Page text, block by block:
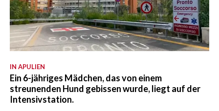
IN APULIEN
Ein 6-jähriges Mädchen, das von einem
streunenden Hund gebissen wurde, liegt auf der
Intensivstation.